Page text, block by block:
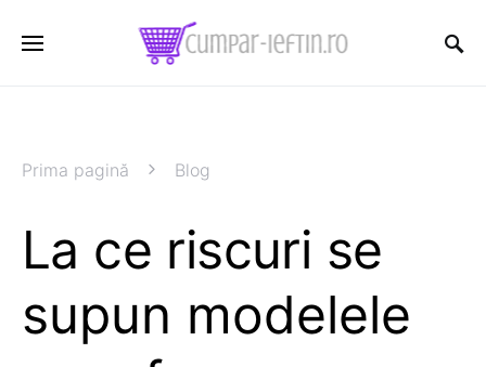
Prima pagină Blog
La ce riscuri se
supun modelele